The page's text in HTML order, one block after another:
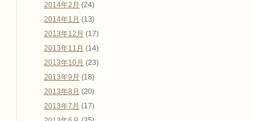
2014年2月 (24)
2014年1月 (13)
2013年12月 (17)
2013年11月 (14)
2013年10月 (23)
2013年9月 (18)
2013年8月 (20)
2013年7月 (17)